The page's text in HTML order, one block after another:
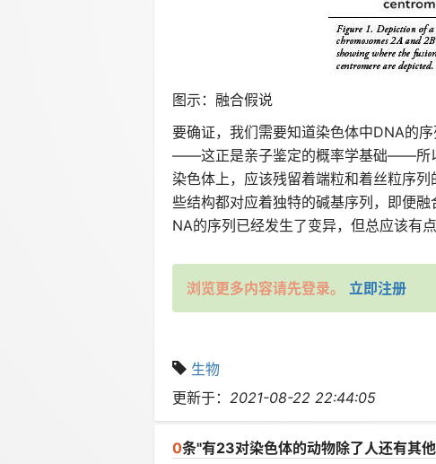
图示：融合假说
要确证，我们需要知道染色体中DNA的
——这正是亲子鉴定的概率学基础——所
染色体上，应该残留着端粒和着丝粒序
些结构都对应着独特的碱基序列，即便
NA的序列已经发生了变异，但总应该有
浏览更多内容请先登录。 立即注册
生物
更新于： 2021-08-22 22:44:05
0条"有23对染色体的动物除了人还有其